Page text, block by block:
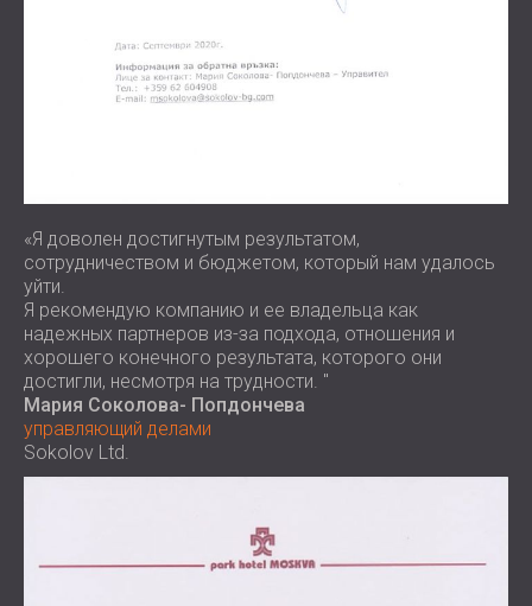
«Я доволен достигнутым результатом,
сотрудничеством и бюджетом, который нам удалось
уйти.
Я рекомендую компанию и ее владельца как
надежных партнеров из-за подхода, отношения и
хорошего конечного результата, которого они
достигли, несмотря на трудности. "
Мария Соколова- Попдончева
управляющий делами
Sokolov Ltd.